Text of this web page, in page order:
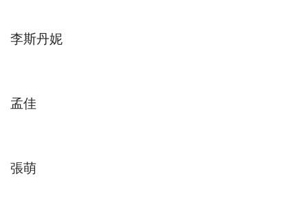
李斯丹妮
孟佳
張萌